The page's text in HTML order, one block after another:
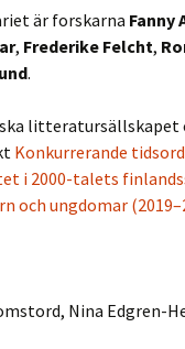
är forskarna Fanny
, Frederike Felcht,
.
litteratursällskapet
Konkurrerande
i 2000-talets
och ungdomar
Nina Edgren-